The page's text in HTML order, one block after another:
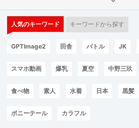
人気のキーワード キーワードから探す
GPTImage2 田舎 バトル JK
スマホ動画 爆乳 夏空 中野三玖
食べ物 素人 水着 日本 黒髪
ポニーテール カラフル